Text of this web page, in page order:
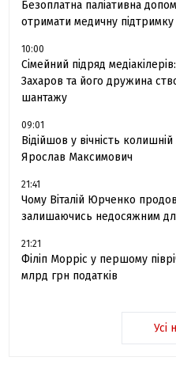
Безоплатна паліативна
отримати медичну
10:00
Сімейний підряд
Захаров та його дружина
шантажу
09:01
Відійшов у вічність
Ярослав Максимович
21:41
Чому Віталій Юрченко
залишаючись недосяжним
21:21
Філіп Морріс у першому
млрд грн податків
Усі